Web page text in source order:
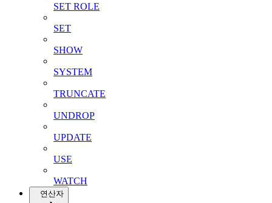
SET ROLE
SET
SHOW
SYSTEM
TRUNCATE
UNDROP
UPDATE
USE
WATCH
연산자